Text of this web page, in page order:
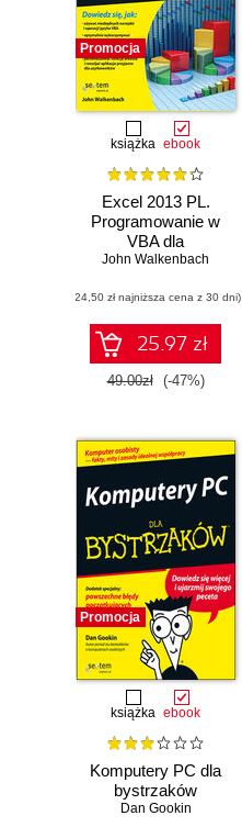
Promocja
książka ebook
Excel 2013 PL.
Programowanie w
VBA dla
bystrzaków
John Walkenbach
(24,50 zł najniższa cena z 30 dni)
25.97 zł
49.00zł (-47%)
Promocja
książka ebook
Komputery PC dla
bystrzaków
Dan Gookin